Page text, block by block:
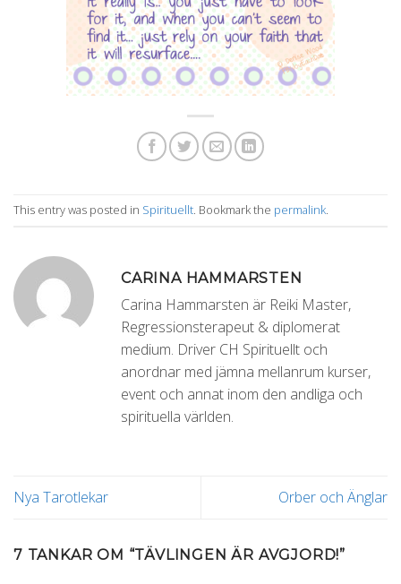
This entry was posted in Spirituellt. Bookmark the permalink.
CARINA HAMMARSTEN
Carina Hammarsten är Reiki Master,
Regressionsterapeut & diplomerat
medium. Driver CH Spirituellt och
anordnar med jämna mellanrum kurser,
event och annat inom den andliga och
spirituella världen.
Nya Tarotlekar Orber och Änglar
7 TANKAR OM “TÄVLINGEN ÄR AVGJORD!”